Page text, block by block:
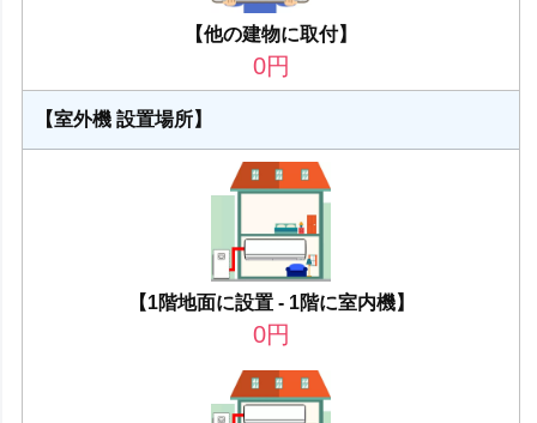
【他の建物に取付】
0円
【室外機 設置場所】
【1階地面に設置 - 1階に室内機】
0円